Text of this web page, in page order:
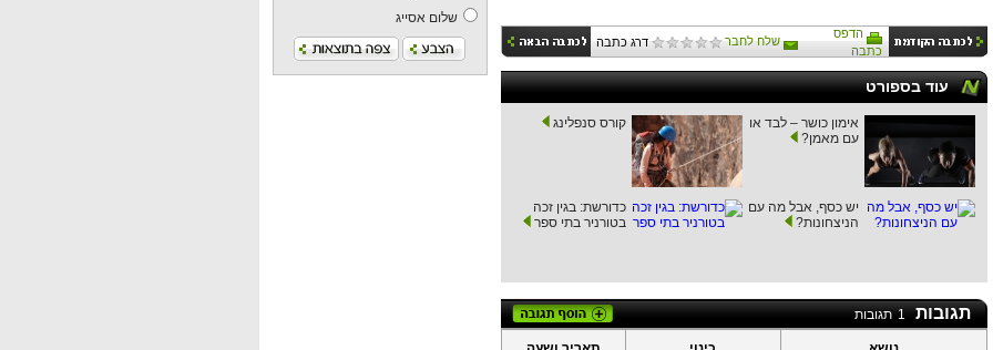
שלום אסייג
הדפס
כתבה
שלח לחבר דרג כתבה
עוד בספורט
אימון כושר – לבד או
עם מאמן?
קורס סנפלינג
יש כסף, אבל מה עם
הניצחונות?
כדורשת: בגין זכה
בטורניר בתי ספר
תגובות 1 תגובות